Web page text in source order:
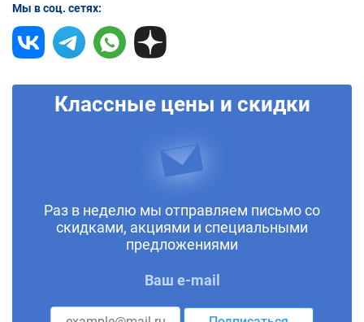
Мы в соц. сетях:
Классные цены и скидки
Раз в неделю мы отправляем письмо со
скидками, акциями и специальными
предложениями
Ваш e-mail